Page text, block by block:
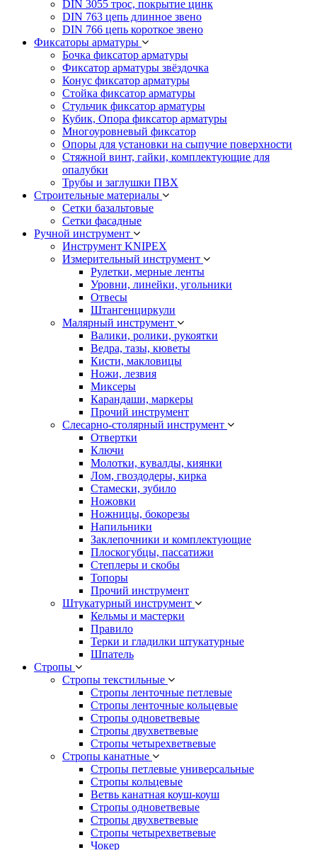
DIN 3055 трос, покрытие цинк
DIN 763 цепь длинное звено
DIN 766 цепь короткое звено
Фиксаторы арматуры
Бочка фиксатор арматуры
Фиксатор арматуры звёздочка
Конус фиксатор арматуры
Стойка фиксатор арматуры
Стульчик фиксатор арматуры
Кубик, Опора фиксатор арматуры
Многоуровневый фиксатор
Опоры для установки на сыпучие поверхности
Стяжной винт, гайки, комплектующие для
опалубки
Трубы и заглушки ПВХ
Строительные материалы
Сетки базальтовые
Сетки фасадные
Ручной инструмент
Инструмент KNIPEX
Измерительный инструмент
Рулетки, мерные ленты
Уровни, линейки, угольники
Отвесы
Штангенциркули
Малярный инструмент
Валики, ролики, рукоятки
Ведра, тазы, кюветы
Кисти, макловицы
Ножи, лезвия
Миксеры
Карандаши, маркеры
Прочий инструмент
Слесарно-столярный инструмент
Отвертки
Ключи
Молотки, кувалды, киянки
Лом, гвоздодеры, кирка
Стамески, зубило
Ножовки
Ножницы, бокорезы
Напильники
Заклепочники и комплектующие
Плоскогубцы, пассатижи
Степлеры и скобы
Топоры
Прочий инструмент
Штукатурный инструмент
Кельмы и мастерки
Правило
Терки и гладилки штукатурные
Шпатель
Стропы
Стропы текстильные
Стропы ленточные петлевые
Стропы ленточные кольцевые
Стропы одноветвевые
Стропы двухветвевые
Стропы четырехветвевые
Стропы канатные
Стропы петлевые универсальные
Стропы кольцевые
Ветвь канатная коуш-коуш
Стропы одноветвевые
Стропы двухветвевые
Стропы четырехветвевые
Чокер